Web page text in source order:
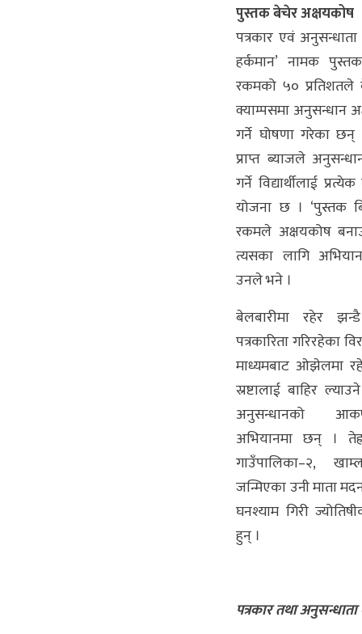
पुस्तक बेचेर अक्षयकोष
पत्रकार एवं अनुसन्धाता
हर्कमान’ नामक
रकमको ५० प्रतिशतले
क्याम्पसमा अनुसन्धान
गर्ने घोषणा गरेका छन्
प्राप्त ब्याजले
गर्ने विद्यार्थीलाई
योजना छ । ‘पुस्तक
रकमले अक्षयकोष
त्यसका लागि
उनले भने ।
बेलबारीमा रहेर
पत्रकारिता गरिरहेका
माध्यमबाट ओझेलमा
स्रष्टालाई बाहिर
अनुसन्धानको
अभियानमा छन् ।
गाउँपालिका–२,
जन्मिएका उनी माता
घनश्याम गिरी
हुन् ।
पत्रकार तथा